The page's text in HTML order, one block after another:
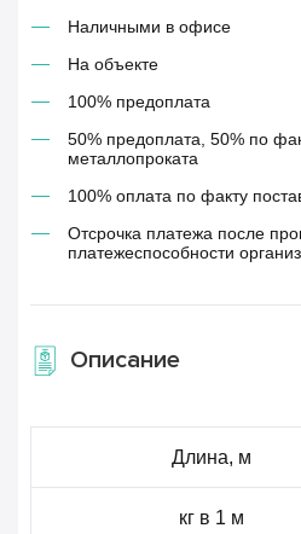
Наличными в офисе
На объекте
100% предоплата
50% предоплата, 50% по
металлопроката
100% оплата по факту
Отсрочка платежа после
платежеспособности
Описание
Длина, м
кг в 1 м